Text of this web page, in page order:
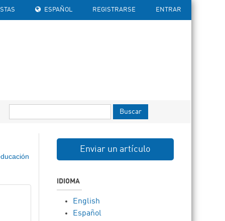
ESPAÑOL REGISTRARSE ENTRAR
Buscar
Enviar un artículo
IDIOMA
English
Español